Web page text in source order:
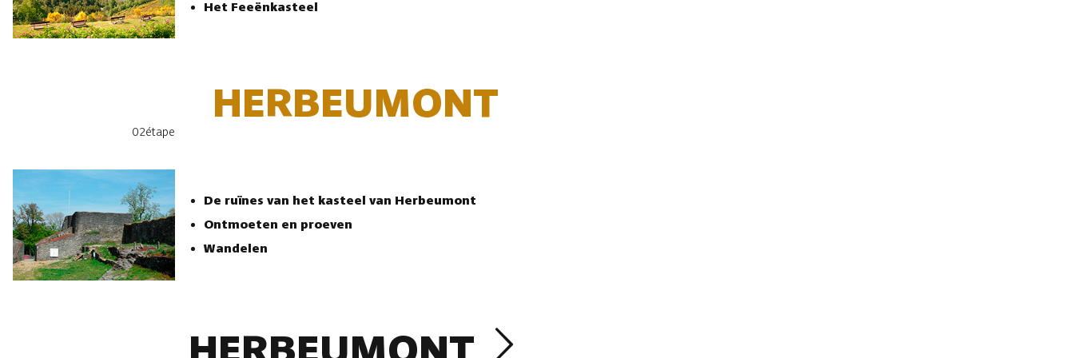
Het Feeënkasteel
02étape
HERBEUMONT
De ruïnes van het kasteel van Herbeumont
Ontmoeten en proeven
Wandelen